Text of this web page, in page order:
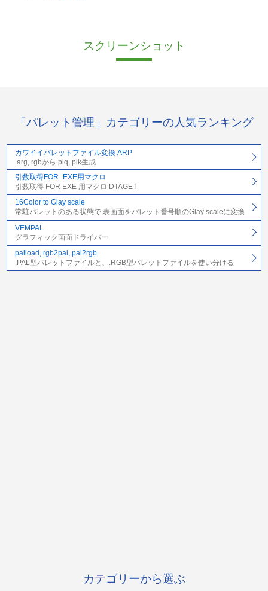
スクリーンショット
「パレット管理」カテゴリーの人気ランキング
カワイイパレットファイル変換 ARP
.arg,.rgbから.plq,.plk生成
引数取得FOR_EXE用マクロ
引数取得 FOR EXE 用マクロ DTAGET
16Color to Glay scale
常駐パレットのある状態で,表画面をパレット番号順のGlay scaleに変換
VEMPAL
グラフィック画面ドライバー
palload, rgb2pal, pal2rgb
.PAL型パレットファイルと、.RGB型パレットファイルを使い分ける
カテゴリーから選ぶ